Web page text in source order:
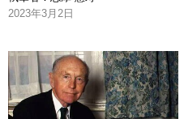
2023年3月2日